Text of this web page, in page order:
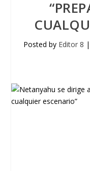
Posted by Editor 8 |